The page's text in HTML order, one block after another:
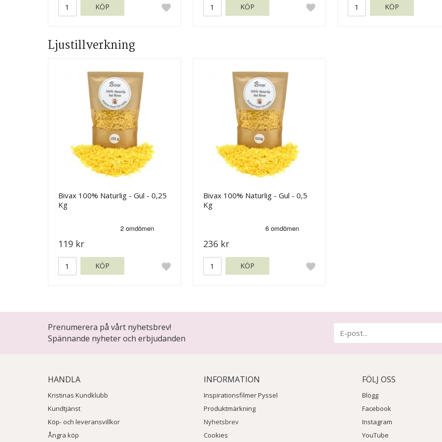
KÖP KÖP KÖP
Ljustillverkning
Bivax 100% Naturlig - Gul - 0,25
Kg
119 kr
KÖP
Bivax 100% Naturlig - Gul - 0,5
Kg
236 kr
KÖP
Prenumerera på vårt nyhetsbrev!
Spännande nyheter och erbjudanden
HANDLA
Kristinas Kundklubb
Kundtjänst
Köp- och leveransvillkor
Ångra köp
INFORMATION
Inspirationsfilmer Pyssel
Produktmärkning
Nyhetsbrev
Cookies
FÖLJ OSS
Blogg
Facebook
Instagram
YouTube